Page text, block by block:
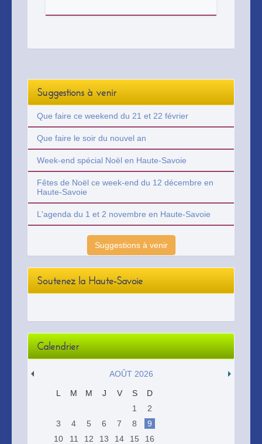
Suggestions à venir
Que faire ce weekend du 21 et 22 février
Que faire le soir du nouvel an
Week-end spécial Noël en Haute-Savoie
Fêtes de Noël ce week-end du 12 décembre en
Haute-Savoie
L'agenda du 1 et 2 novembre en Haute-Savoie
Suggestions à venir
Soutenez la Haute-Savoie
Calendrier
AOÛT 2026
L M M J V S
D
1
2
3
4 5 6 7 8
9
10
11 12 13 14 15
16